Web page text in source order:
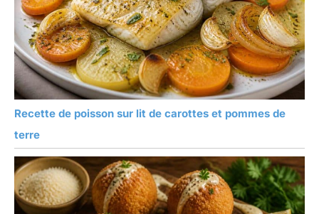
Recette de poisson sur lit de carottes et pommes de
terre